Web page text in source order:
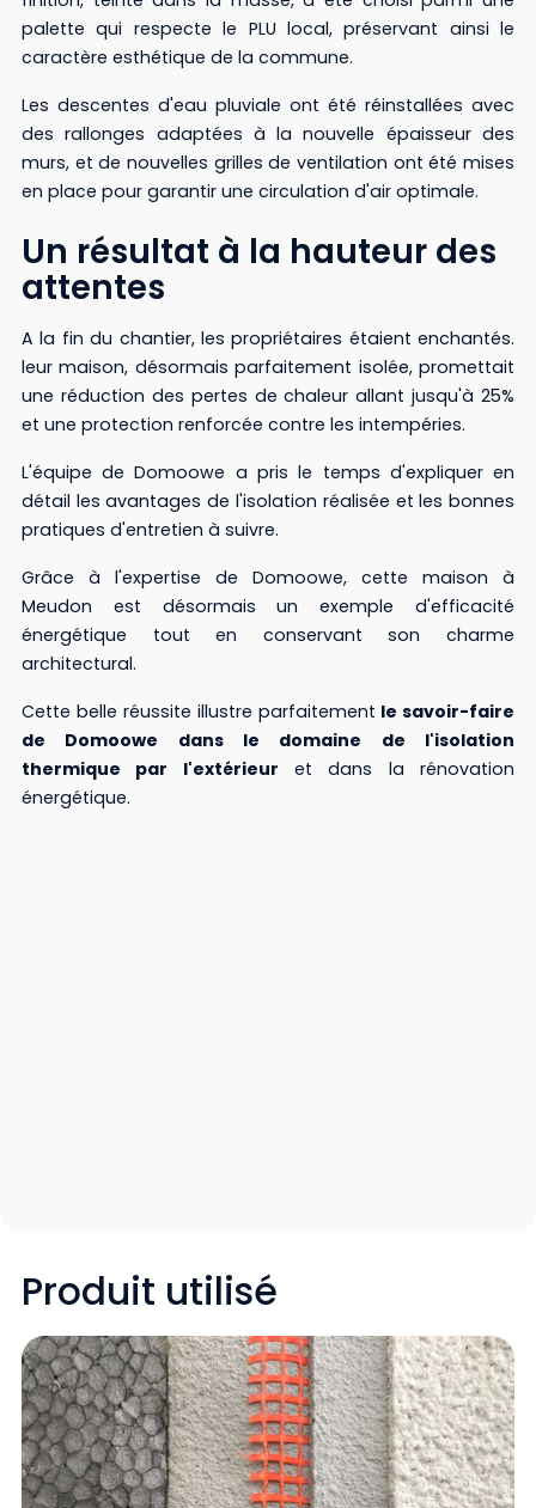
palette qui respecte le PLU local, préservant ainsi le
caractère esthétique de la commune.
Les descentes d'eau pluviale ont été réinstallées avec
des rallonges adaptées à la nouvelle épaisseur des
murs, et de nouvelles grilles de ventilation ont été mises
en place pour garantir une circulation d'air optimale.
Un résultat à la hauteur des
attentes
A la fin du chantier, les propriétaires étaient enchantés.
leur maison, désormais parfaitement isolée, promettait
une réduction des pertes de chaleur allant jusqu'à 25%
et une protection renforcée contre les intempéries.
L'équipe de Domoowe a pris le temps d'expliquer en
détail les avantages de l'isolation réalisée et les bonnes
pratiques d'entretien à suivre.
Grâce à l'expertise de Domoowe, cette maison à
Meudon est désormais un exemple d'efficacité
énergétique tout en conservant son charme
architectural.
Cette belle réussite illustre parfaitement le savoir-faire
de Domoowe dans le domaine de l'isolation
thermique par l'extérieur et dans la rénovation
énergétique.
Produit utilisé